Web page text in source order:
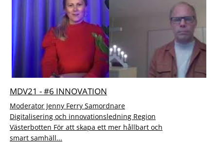
MDV21 - #6 INNOVATION
Moderator Jenny Ferry Samordnare
Digitalisering och innovationsledning Region
Västerbotten För att skapa ett mer hållbart och
smart samhäll...